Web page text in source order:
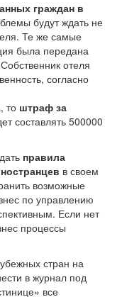
граждан в
будут ждать не
Те же самые
была передана
отеля
согласно
то штраф за
составлять 500000
правила
в своем
возможные
по управлению
Если нет
процессы
стран на
в журнал под
все